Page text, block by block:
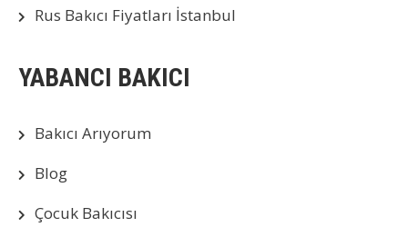
Rus Bakıcı Fiyatları İstanbul
YABANCI BAKICI
Bakıcı Arıyorum
Blog
Çocuk Bakıcısı